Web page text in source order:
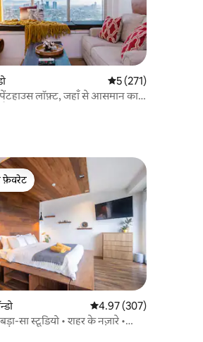
औसत रेटिंग 5 में से 5,
5 (271)
लॉफ़्ट, जहाँ से आसमान का
फ़ेवरेट
फ़ेवरेट
औसत रेटिंग 5 में से 4.97,
4.97 (307)
बड़ा-सा स्टूडियो • शहर के नज़ारे •